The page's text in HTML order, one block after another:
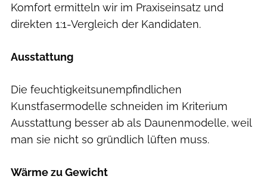
Komfort ermitteln wir im Praxiseinsatz und
direkten 1:1-Vergleich der Kandidaten.
Ausstattung
Die feuchtigkeitsunempfindlichen
Kunstfasermodelle schneiden im Kriterium
Ausstattung besser ab als Daunenmodelle, weil
man sie nicht so gründlich lüften muss.
Wärme zu Gewicht